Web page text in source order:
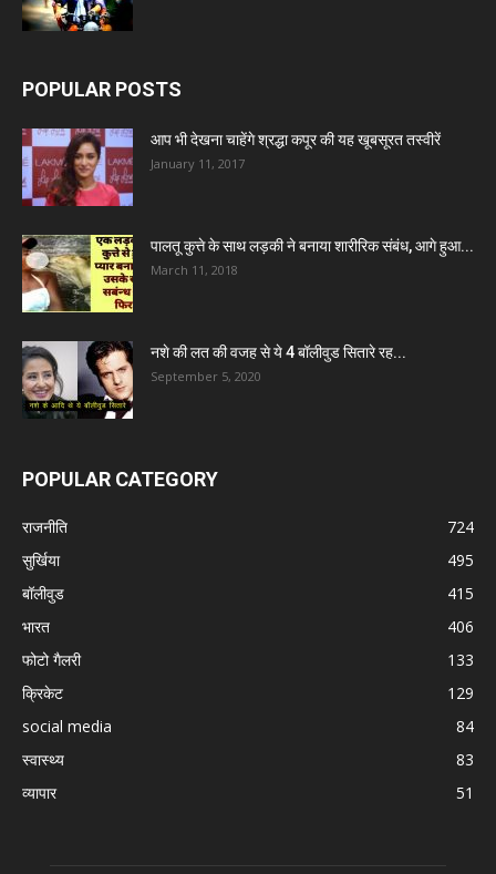
POPULAR POSTS
आप भी देखना चाहेंगे श्रद्धा कपूर की यह खूबसूरत तस्वीरें
January 11, 2017
पालतू कुत्ते के साथ लड़की ने बनाया शारीरिक संबंध, आगे हुआ...
March 11, 2018
नशे की लत की वजह से ये 4 बॉलीवुड सितारे रह...
September 5, 2020
POPULAR CATEGORY
राजनीति
724
सुर्खिया
495
बॉलीवुड
415
भारत
406
फोटो गैलरी
133
क्रिकेट
129
social media
84
स्वास्थ्य
83
व्यापार
51